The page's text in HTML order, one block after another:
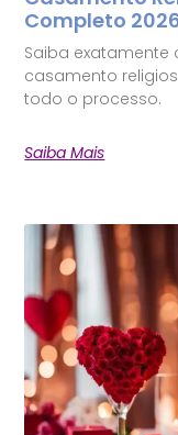
Completo
Saiba exatamente
casamento
todo o processo.
Saiba Mais